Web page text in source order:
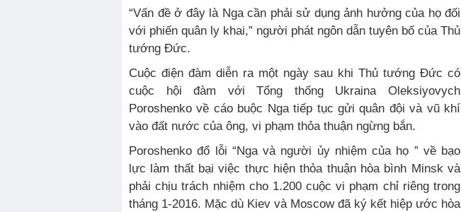
“Vấn đề ở đây là Nga cần phải sử dụng ảnh hưởng của họ đối
với phiến quân ly khai,” người phát ngôn dẫn tuyên bố của Thủ
tướng Đức.
Cuộc điện đàm diễn ra một ngày sau khi Thủ tướng Đức có
cuộc hội đàm với Tổng thống Ukraina Oleksiyovych
Poroshenko về cáo buộc Nga tiếp tục gửi quân đội và vũ khí
vào đất nước của ông, vi phạm thỏa thuận ngừng bắn.
Poroshenko đổ lỗi “Nga và người ủy nhiệm của họ ” về bạo
lực làm thất bại việc thực hiện thỏa thuận hòa bình Minsk và
phải chịu trách nhiệm cho 1.200 cuộc vi phạm chỉ riêng trong
tháng 1-2016. Mặc dù Kiev và Moscow đã ký kết hiệp ước hòa